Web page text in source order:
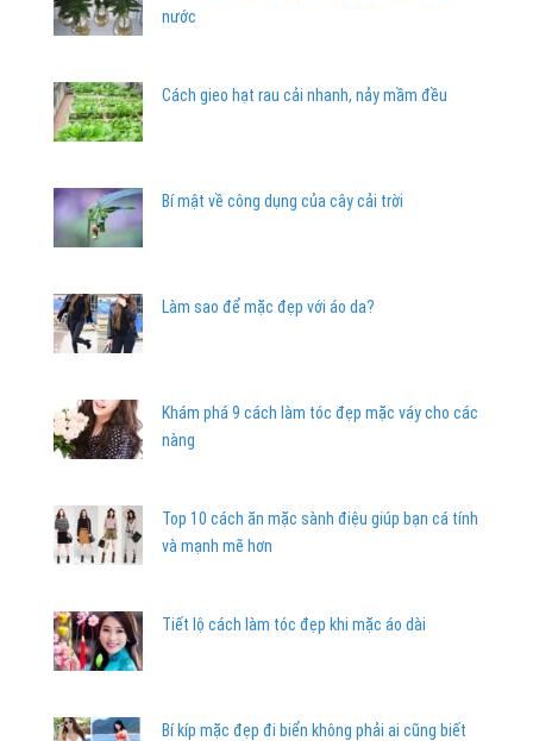
nước
Cách gieo hạt rau cải nhanh, nảy mầm đều
Bí mật về công dụng của cây cải trời
Làm sao để mặc đẹp với áo da?
Khám phá 9 cách làm tóc đẹp mặc váy cho các
nàng
Top 10 cách ăn mặc sành điệu giúp bạn cá tính
và mạnh mẽ hơn
Tiết lộ cách làm tóc đẹp khi mặc áo dài
Bí kíp mặc đẹp đi biển không phải ai cũng biết